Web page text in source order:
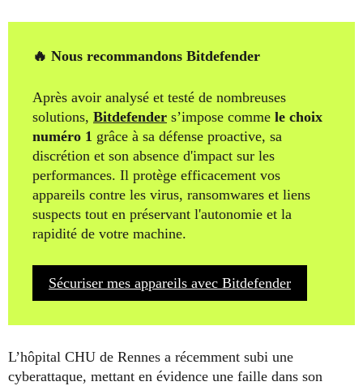
🔥 Nous recommandons Bitdefender
Après avoir analysé et testé de nombreuses
solutions, Bitdefender s’impose comme le choix
numéro 1 grâce à sa défense proactive, sa
discrétion et son absence d'impact sur les
performances. Il protège efficacement vos
appareils contre les virus, ransomwares et liens
suspects tout en préservant l'autonomie et la
rapidité de votre machine.
Sécuriser mes appareils avec Bitdefender
L’hôpital CHU de Rennes a récemment subi une
cyberattaque, mettant en évidence une faille dans son